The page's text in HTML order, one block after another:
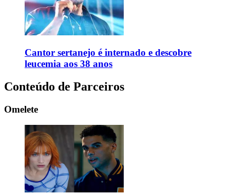
Cantor sertanejo é internado e descobre
leucemia aos 38 anos
Conteúdo de Parceiros
Omelete